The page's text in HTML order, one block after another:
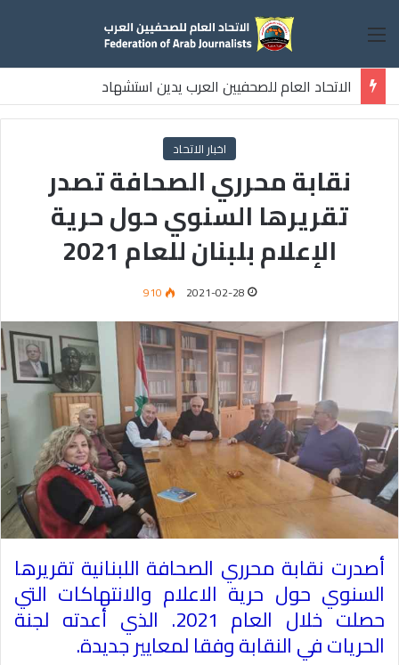
القائمة
الاتحاد العام للصحفيين العرب يدين استشهاد
ثلاثة صحفيين فلسطينيين باستهداف إسرائيلي وسط قطاع غزة
اخبار الاتحاد
نقابة محرري الصحافة تصدر
تقريرها السنوي حول حرية
الإعلام بلبنان للعام 2021
2021-02-28
910
أصدرت نقابة محرري الصحافة اللبنانية تقريرها
السنوي حول حرية الاعلام والانتهاكات التي
حصلت خلال العام 2021. الذي أعدته لجنة
الحريات في النقابة وفقا لمعايير جديدة.